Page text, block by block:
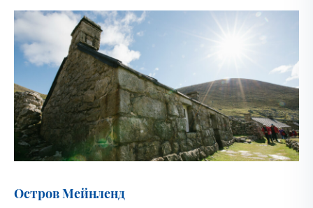
Остров Мейнленд